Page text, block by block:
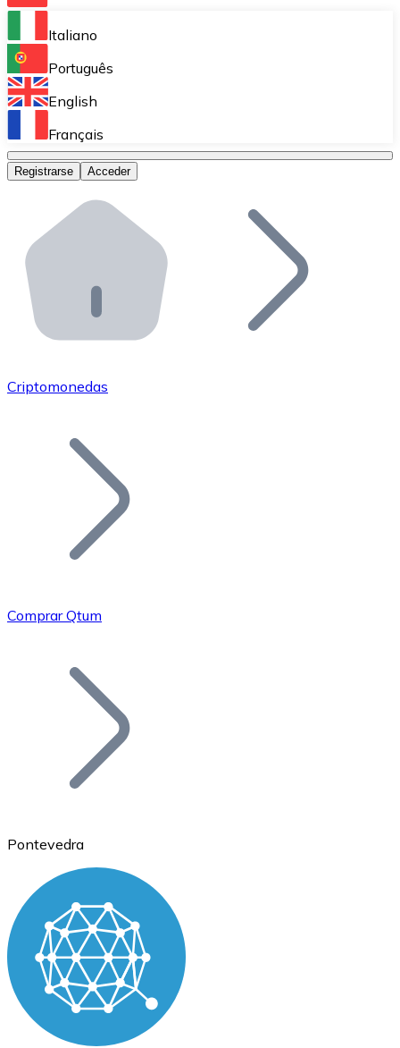
Bitnovo Ramp
Integra nuestra solución en tu plataforma.
Bitnovo Giftcards
Bitnovo OTC
Bitnovo ATM
Integra un ATM Bitnovo en tu negocio y permite que
Bitnovo API
Integra nuestra API en tu ecosistema.
Únete a nuestra red de distribuidores.
Añade tu proyecto a nuestro ecosistema.
Bitcoin
Ethereum
ETH
Italiano
Português
English
Français
Registrarse Acceder
Criptomonedas
Comprar Qtum
Pontevedra